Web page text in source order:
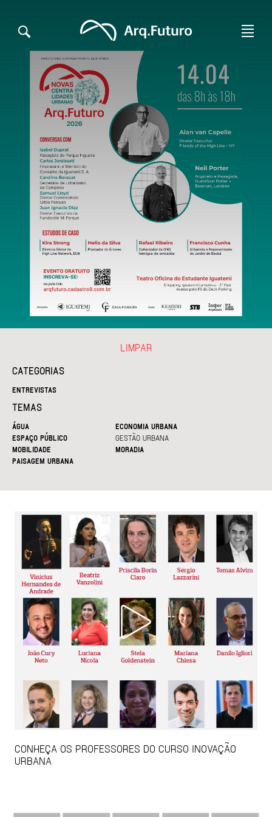
CATEGORIAS
ENTREVISTAS
TEMAS
ÁGUA
ECONOMIA URBANA
ESPAÇO PÚBLICO
GESTÃO URBANA
MOBILIDADE
MORADIA
PAISAGEM URBANA
LIMPAR
CONHEÇA OS PROFESSORES DO CURSO INOVAÇÃO
URBANA